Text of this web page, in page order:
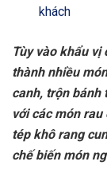
khách
Tùy vào khẩu
thành nhiều
canh, trộn bánh
với các món
tép khô rang
chế biến món